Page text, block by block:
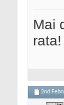
Mai
2nd